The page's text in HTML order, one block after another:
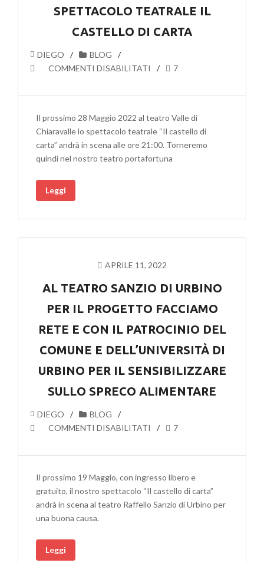
SPETTACOLO TEATRALE IL
CASTELLO DI CARTA
DIEGO
BLOG
COMMENTI DISABILITATI
SU
TEATRO
DI
CHIARAVALLE
IN
SCENA
SPETTACOLO
TEATRALE
IL
7
Il prossimo 28 Maggio 2022 al teatro Valle di
Chiaravalle lo spettacolo teatrale “Il castello di
carta” andrà in scena alle ore 21:00. Torneremo
quindi nel nostro teatro portafortuna
Leggi
APRILE 11, 2022
AL TEATRO SANZIO DI URBINO
PER IL PROGETTO FACCIAMO
RETE E CON IL PATROCINIO DEL
COMUNE E DELL’UNIVERSITÀ DI
URBINO PER IL SENSIBILIZZARE
SULLO SPRECO ALIMENTARE
DIEGO
BLOG
COMMENTI DISABILITATI
SU
TEATRO
DI
URBINO
PER
IL
FACCIAMO
7
Il prossimo 19 Maggio, con ingresso libero e
gratuito, il nostro spettacolo “Il castello di carta”
andrà in scena al teatro Raffello Sanzio di Urbino per
una buona causa.
Leggi